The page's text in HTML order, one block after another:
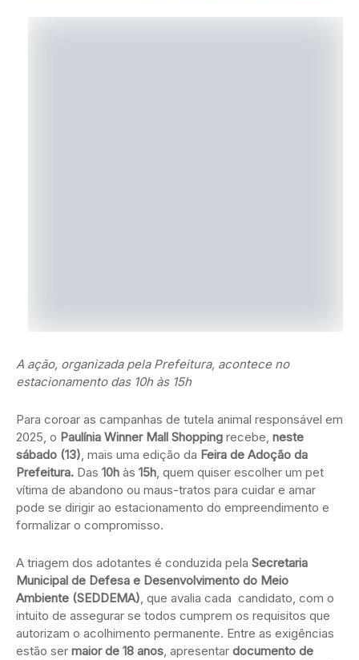
A ação, organizada pela Prefeitura, acontece no
estacionamento das 10h às 15h
Para coroar as campanhas de tutela animal responsável em
2025, o Paulínia Winner Mall Shopping recebe, neste
sábado (13), mais uma edição da Feira de Adoção da
Prefeitura. Das 10h às 15h, quem quiser escolher um pet
vítima de abandono ou maus-tratos para cuidar e amar
pode se dirigir ao estacionamento do empreendimento e
formalizar o compromisso.
A triagem dos adotantes é conduzida pela Secretaria
Municipal de Defesa e Desenvolvimento do Meio
Ambiente (SEDDEMA), que avalia cada candidato, com o
intuito de assegurar se todos cumprem os requisitos que
autorizam o acolhimento permanente. Entre as exigências
estão ser maior de 18 anos, apresentar documento de